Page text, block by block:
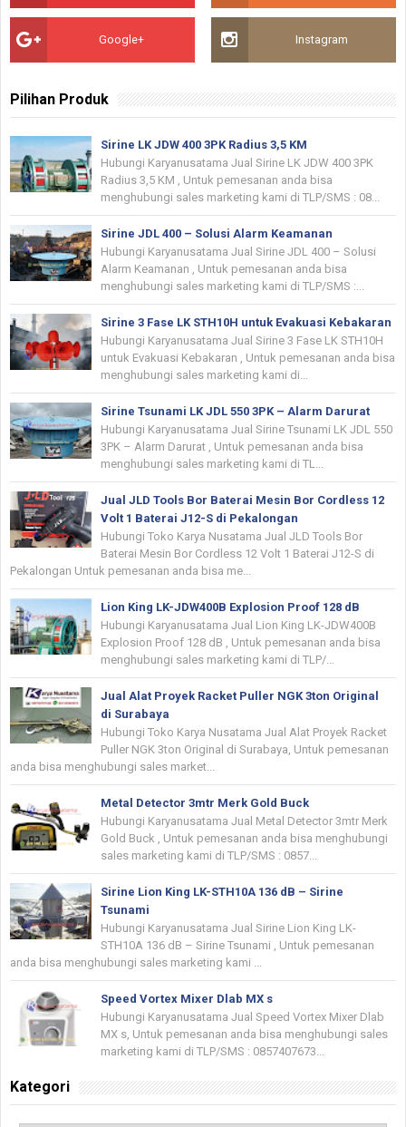
Google+ Instagram
Pilihan Produk
Sirine LK JDW 400 3PK Radius 3,5 KM
Hubungi Karyanusatama Jual Sirine LK JDW 400 3PK
Radius 3,5 KM , Untuk pemesanan anda bisa
menghubungi sales marketing kami di TLP/SMS : 08...
Sirine JDL 400 – Solusi Alarm Keamanan
Hubungi Karyanusatama Jual Sirine JDL 400 – Solusi
Alarm Keamanan , Untuk pemesanan anda bisa
menghubungi sales marketing kami di TLP/SMS :...
Sirine 3 Fase LK STH10H untuk Evakuasi Kebakaran
Hubungi Karyanusatama Jual Sirine 3 Fase LK STH10H
untuk Evakuasi Kebakaran , Untuk pemesanan anda bisa
menghubungi sales marketing kami di...
Sirine Tsunami LK JDL 550 3PK – Alarm Darurat
Hubungi Karyanusatama Jual Sirine Tsunami LK JDL 550
3PK – Alarm Darurat , Untuk pemesanan anda bisa
menghubungi sales marketing kami di TL...
Jual JLD Tools Bor Baterai Mesin Bor Cordless 12
Volt 1 Baterai J12-S di Pekalongan
Hubungi Toko Karya Nusatama Jual JLD Tools Bor
Baterai Mesin Bor Cordless 12 Volt 1 Baterai J12-S di
Pekalongan Untuk pemesanan anda bisa me...
Lion King LK-JDW400B Explosion Proof 128 dB
Hubungi Karyanusatama Jual Lion King LK-JDW400B
Explosion Proof 128 dB , Untuk pemesanan anda bisa
menghubungi sales marketing kami di TLP/...
Jual Alat Proyek Racket Puller NGK 3ton Original
di Surabaya
Hubungi Toko Karya Nusatama Jual Alat Proyek Racket
Puller NGK 3ton Original di Surabaya, Untuk pemesanan
anda bisa menghubungi sales market...
Metal Detector 3mtr Merk Gold Buck
Hubungi Karyanusatama Jual Metal Detector 3mtr Merk
Gold Buck , Untuk pemesanan anda bisa menghubungi
sales marketing kami di TLP/SMS : 0857...
Sirine Lion King LK-STH10A 136 dB – Sirine
Tsunami
Hubungi Karyanusatama Jual Sirine Lion King LK-
STH10A 136 dB – Sirine Tsunami , Untuk pemesanan
anda bisa menghubungi sales marketing kami ...
Speed Vortex Mixer Dlab MX s
Hubungi Karyanusatama Jual Speed Vortex Mixer Dlab
MX s, Untuk pemesanan anda bisa menghubungi sales
marketing kami di TLP/SMS : 0857407673...
Kategori